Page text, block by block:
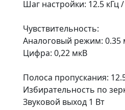
Шаг настройки: 12.5 кГц /
Чувствительность:
Аналоговый режим: 0.35
Цифра: 0,22 мкВ
Полоса пропускания:
Избирательность по
Звуковой выход 1 Вт